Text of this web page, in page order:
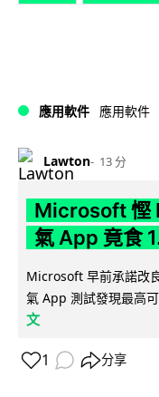
應用軟件 應用軟件
Lawton 13 分
Microsoft 慳
氣 App 竟食
Microsoft 早前承諾改
氣 App 測試發現最高
文
1 分享